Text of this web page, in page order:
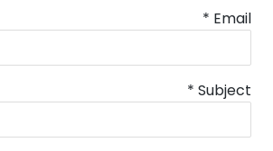
U
Email
*
Subject
*